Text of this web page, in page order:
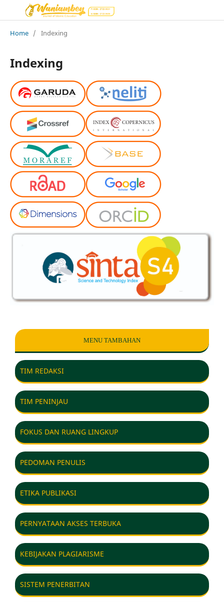
Home / Indexing
Indexing
MENU TAMBAHAN
TIM REDAKSI
TIM PENINJAU
FOKUS DAN RUANG LINGKUP
PEDOMAN PENULIS
ETIKA PUBLIKASI
PERNYATAAN AKSES TERBUKA
KEBIJAKAN PLAGIARISME
SISTEM PENERBITAN